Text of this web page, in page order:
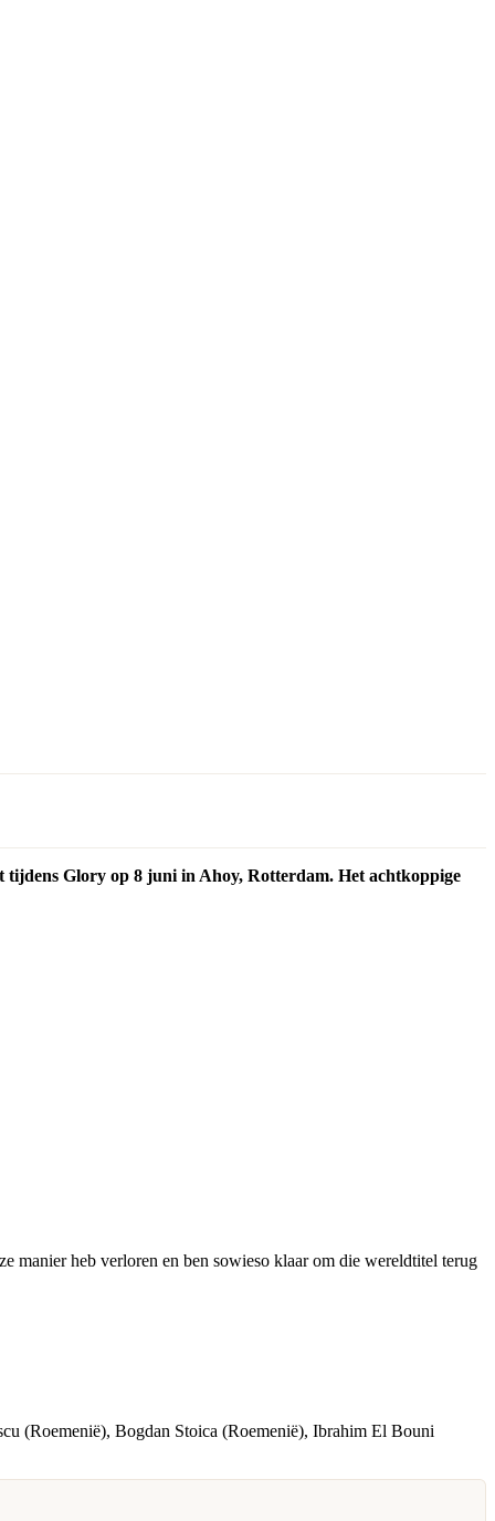
tijdens Glory op 8 juni in Ahoy, Rotterdam. Het achtkoppige
manier heb verloren en ben sowieso klaar om die wereldtitel terug
(Roemenië), Bogdan Stoica (Roemenië), Ibrahim El Bouni